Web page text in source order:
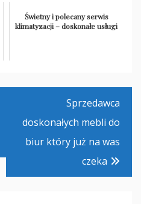
Świetny i polecany serwis
klimatyzacji – doskonałe usługi
Sprzedawca
doskonałych mebli do
biur który już na was
czeka